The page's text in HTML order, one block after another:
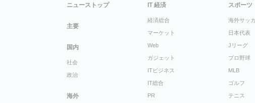
ニューストップ
主要
国内
社会
政治
海外
IT 経済
経済総合
マーケット
Web
ガジェット
ITビジネス
IT総合
PR
スポーツ
海外サッ
日本代表
Jリーグ
プロ野球
MLB
ゴルフ
テニス